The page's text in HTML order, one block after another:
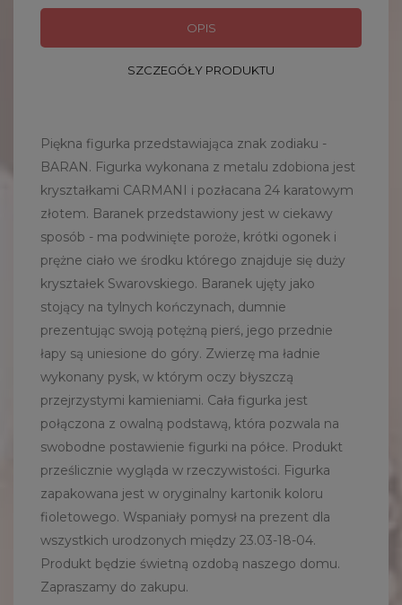
OPIS
SZCZEGÓŁY PRODUKTU
Piękna figurka przedstawiająca znak zodiaku -
BARAN. Figurka wykonana z metalu zdobiona jest
kryształkami CARMANI i pozłacana 24 karatowym
złotem. Baranek przedstawiony jest w ciekawy
sposób - ma podwinięte poroże, krótki ogonek i
prężne ciało we środku którego znajduje się duży
kryształek Swarovskiego. Baranek ujęty jako
stojący na tylnych kończynach, dumnie
prezentując swoją potężną pierś, jego przednie
łapy są uniesione do góry. Zwierzę ma ładnie
wykonany pysk, w którym oczy błyszczą
przejrzystymi kamieniami. Cała figurka jest
połączona z owalną podstawą, która pozwala na
swobodne postawienie figurki na półce. Produkt
prześlicznie wygląda w rzeczywistości. Figurka
zapakowana jest w oryginalny kartonik koloru
fioletowego. Wspaniały pomysł na prezent dla
wszystkich urodzonych między 23.03-18-04.
Produkt będzie świetną ozdobą naszego domu.
Zapraszamy do zakupu.